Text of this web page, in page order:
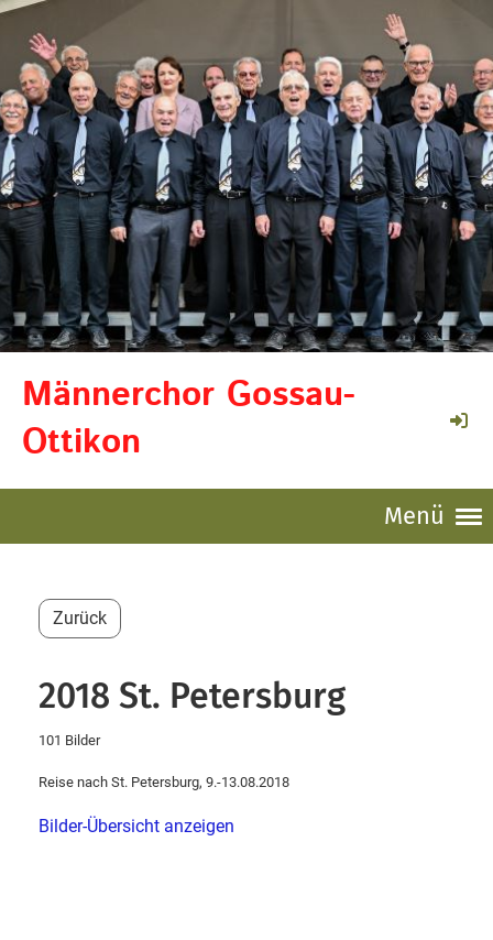
Männerchor Gossau-
Ottikon
Menü
Zurück
2018 St. Petersburg
101 Bilder
Reise nach St. Petersburg, 9.-13.08.2018
Bilder-Übersicht anzeigen